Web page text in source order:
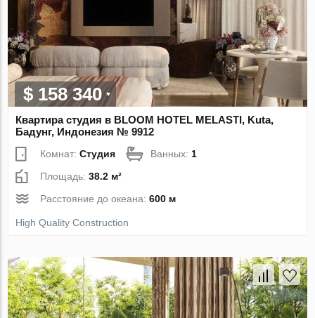
$ 158 340
Квартира студия в BLOOM HOTEL MELASTI, Kuta,
Бадунг, Индонезия № 9912
Комнат:Студия Ванных:1
Площадь:38.2 м²
Расстояние до океана:600 м
High Quality Construction